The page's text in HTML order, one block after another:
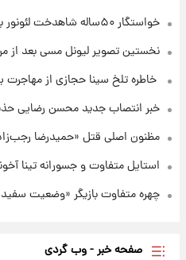
خواستگار ۵۰ساله شاهدخت لئونور بازداشت شد
خواستگار ۵۰ساله شاهدخت لئونور بازداشت شد
نخستین تصویر لیونل مسی بعد از
خاطره تلخ سینا حجازی از مهاجرت
خبر انتصاب جدید محسن رضایی
مظنون اصلی قتل «حمیدرضا
استایل متفاوت و جسورانه تینا آخوندتبار در ۳۹
چهره متفاوت بازیگر «وضعیت
صفحه خبر - وب گردی